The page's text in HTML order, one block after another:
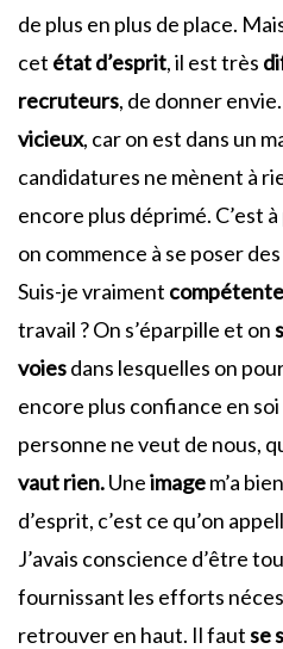
de plus en plus de place.
cet état d’esprit, il est très
recruteurs, de donner
vicieux, car on est dans un
candidatures ne mènent à
encore plus déprimé. C’est
on commence à se poser des
Suis-je vraiment compétente
travail ? On s’éparpille et on
voiesdans lesquelles on
encore plus confiance en
personne ne veut de nous,
vaut rien.Uneimagem’a
d’esprit, c’est ce qu’on
J’avais conscience d’être
fournissant les efforts
retrouver en haut. Il fautse